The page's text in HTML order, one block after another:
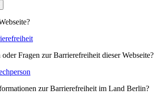
Fragen zur Barrierefreiheit dieser Webseite?
zur Barrierefreiheit im Land Berlin?